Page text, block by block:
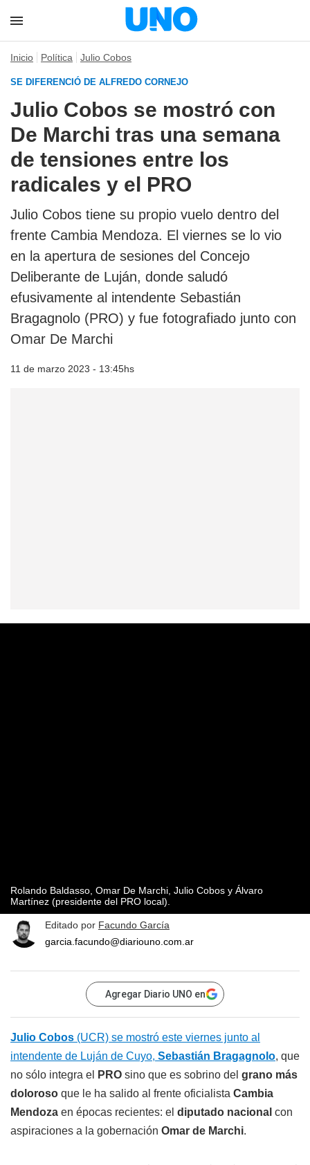
Inicio Política Julio Cobos
SE DIFERENCIÓ DE ALFREDO CORNEJO
Julio Cobos se mostró con
De Marchi tras una semana
de tensiones entre los
radicales y el PRO
Julio Cobos tiene su propio vuelo dentro del
frente Cambia Mendoza. El viernes se lo vio
en la apertura de sesiones del Concejo
Deliberante de Luján, donde saludó
efusivamente al intendente Sebastián
Bragagnolo (PRO) y fue fotografiado junto con
Omar De Marchi
11 de marzo 2023 - 13:45hs
Rolando Baldasso, Omar De Marchi, Julio Cobos y Álvaro
Martínez (presidente del PRO local).
Editado por Facundo García
garcia.facundo@diariouno.com.ar
Agregar Diario UNO en
Julio Cobos (UCR) se mostró este viernes junto al
intendente de Luján de Cuyo, Sebastián Bragagnolo, que
no sólo integra el
PRO sino que es sobrino del grano más
doloroso que le ha salido al frente oficialista Cambia
Mendoza en épocas recientes: el diputado nacional con
aspiraciones a la gobernación Omar de Marchi.